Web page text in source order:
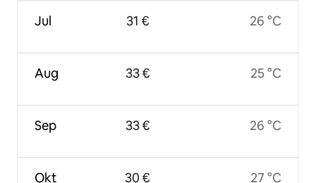
Jul
Aug
Sep
Okt
31 €
33 €
33 €
30 €
26 °C
25 °C
26 °C
27 °C